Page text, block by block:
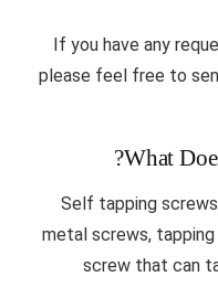
If you have any
please feel free to
What
Self tapping
metal screws,
screw that can